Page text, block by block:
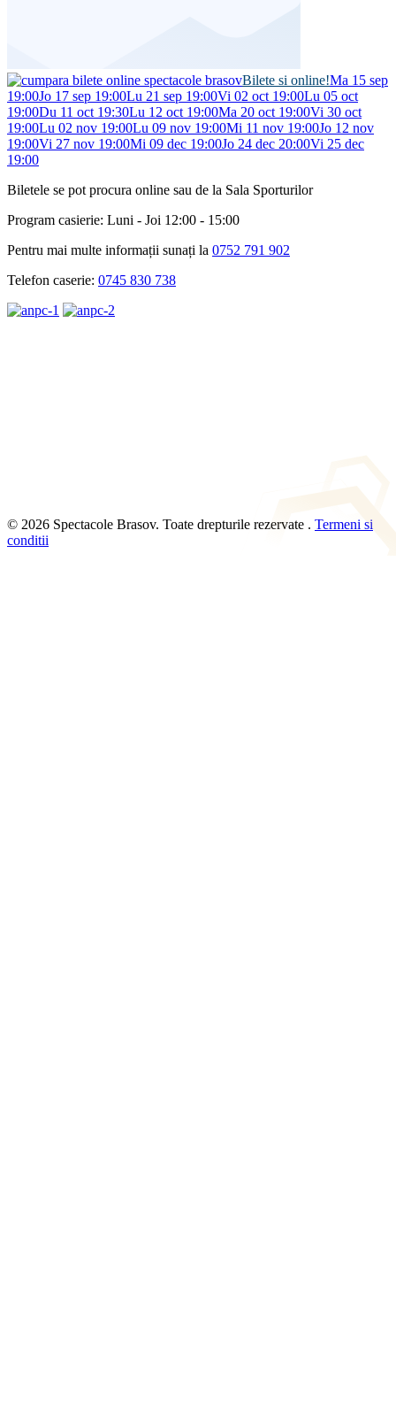
Bilete si online!Ma 15 sep
19:00Jo 17 sep 19:00Lu 21 sep 19:00Vi 02 oct 19:00Lu 05 oct
19:00Du 11 oct 19:30Lu 12 oct 19:00Ma 20 oct 19:00Vi 30 oct
19:00Lu 02 nov 19:00Lu 09 nov 19:00Mi 11 nov 19:00Jo 12 nov
19:00Vi 27 nov 19:00Mi 09 dec 19:00Jo 24 dec 20:00Vi 25 dec
19:00
Biletele se pot procura online sau de la Sala Sporturilor
Program casierie: Luni - Joi 12:00 - 15:00
Pentru mai multe informații sunați la 0752 791 902
Telefon caserie: 0745 830 738
© 2026 Spectacole Brasov. Toate drepturile rezervate . Termeni si
conditii